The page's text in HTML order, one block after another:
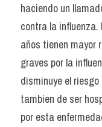
haciendo un
contra la
años tienen mayor
graves por la
disminuye el
tambien de ser
por esta